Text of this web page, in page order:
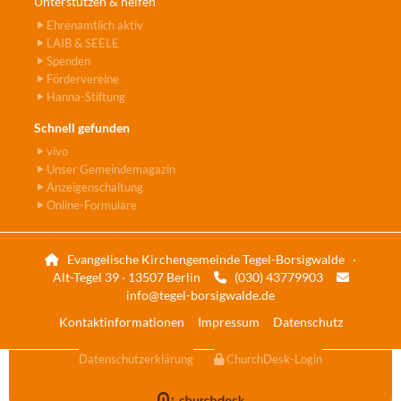
Ehrenamtlich aktiv
LAIB & SEELE
Spenden
Fördervereine
Hanna-Stiftung
Schnell gefunden
vivo
Unser Gemeindemagazin
Anzeigenschaltung
Online-Formulare

Evangelische Kirchengemeinde Tegel-Borsigwalde ·
Alt-Tegel 39 · 13507 Berlin
(030) 43779903 
info@tegel-borsigwalde.de
Kontaktinformationen
Impressum Datenschutz
Datenschutzerklärung ChurchDesk-Login